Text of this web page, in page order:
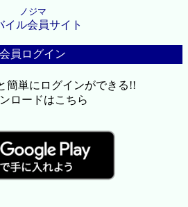
ノジマ
イル会員サイト
会員ログイン
簡単にログインができる!!
ロードはこちら